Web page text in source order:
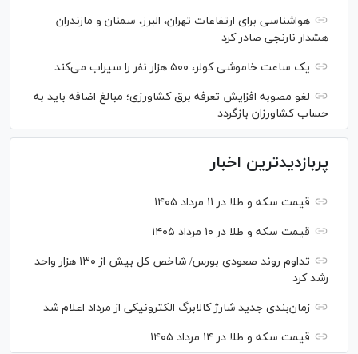
هواشناسی برای ارتفاعات تهران، البرز، سمنان و مازندران
هشدار نارنجی صادر کرد
یک ساعت خاموشی کولر، ۵۰۰ هزار نفر را سیراب می‌کند
لغو مصوبه افزایش تعرفه برق کشاورزی؛ مبالغ اضافه باید به
حساب کشاورزان بازگردد
پربازدیدترین اخبار
قیمت سکه و طلا در ۱۱ مرداد ۱۴۰۵
قیمت سکه و طلا در ۱۰ مرداد ۱۴۰۵
تداوم روند صعودی بورس/ شاخص کل بیش از ۱۳۰ هزار واحد
رشد کرد
زمان‌بندی جدید شارژ کالابرگ الکترونیکی از مرداد اعلام شد
قیمت سکه و طلا در ۱۴ مرداد ۱۴۰۵